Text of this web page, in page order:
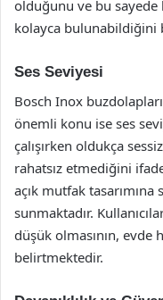
olduğunu ve bu
kolayca bulunabildiğini
Ses Seviyesi
Bosch Inox
önemli konu ise ses
çalışırken oldukça
rahatsız etmediğini
açık mutfak
sunmaktadır.
düşük olmasının, evde
belirtmektedir.